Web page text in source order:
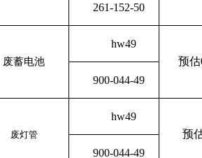
261-152-50
废蓄电池
hw49
预
900-044-49
废灯管
hw49
预
900-044-49